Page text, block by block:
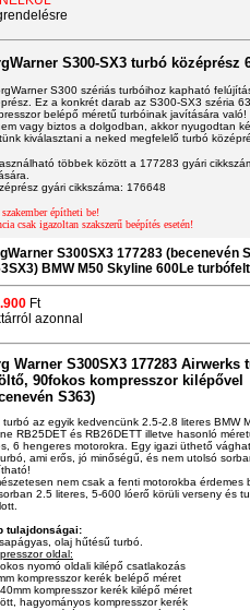
S300-SX3 turbó középrész
S300 szériás turbóihoz kapható
Ez a konkrét darab az S300-SX3 széria
belépő méretű turbóinak javítására való!
vagy biztos a dolgodban, akkor nyugodtan
kiválasztani a neked megfelelő turbó
többek között a 177283 gyári
gyári cikkszáma: 176648
építheti be!
csak igazoltan szakszerű beépítés esetén!
S300SX3 177283 (becenevén
BMW M50 Skyline 600Le
Ft
azonnal
Warner S300SX3 177283 Airwerks
90fokos kompresszor kilépővel
S363)
turbó az egyik kedvencünk 2.5-2.8 literes BMW
RB25DET és RB26DETT illetve hasonló
6 hengeres motorokra. Egy igazi üthető
ami erős, jó minőségű, és nem utolsó
nem csak a fenti motorokba érdemes
2.5 literes, 5-600 lóerő körüli verseny és
tulajdonságai:
olaj hűtésű turbó.
oldal:
nyomó oldali kilépő csatlakozás
kompresszor kerék belépő méret
kompresszor kerék kilépő méret
hagyományos kompresszor kerék